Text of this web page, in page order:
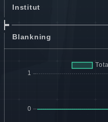
Institut
Blankning